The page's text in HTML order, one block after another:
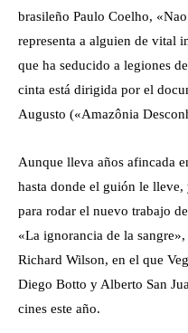
brasileño Paulo Coelho,
representa a alguien de vital
que ha seducido a legiones
cinta está dirigida por el
Augusto («Amazônia
Aunque lleva años afincada
hasta donde el guión le lleve,
para rodar el nuevo trabajo
«La ignorancia de la
Richard Wilson, en el que
Diego Botto y Alberto San
cines este año.